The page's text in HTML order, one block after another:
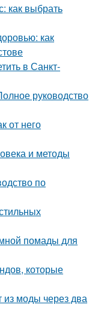
как выбрать
как
в Санкт-
руководство
от него
и методы
по
помады для
которые
моды через два